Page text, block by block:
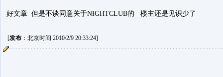
好文章 但是不谈同意关于NIGHTCLUB的 楼主还是见识少了
[发布：北京时间 2010/2/9 20:33:24]